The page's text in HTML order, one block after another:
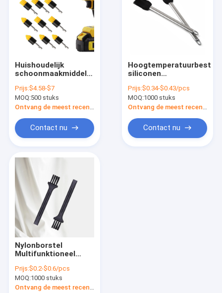
Industriële Schoonmakende Borstels
Auto Schoonmakende Borstels
Schoonmakende Rolborstel
de reeks van de boorborstel
Nylon strookborstel
Straatvegerborstels
Huishouden Schoonmakende Borstels
Textielmachineborstel
Roestvrij staalStaalborstels
Lange Pijp Schoonmakende Borstel
Huishoudelijk
schoonmaakmiddel
kwaliteit
Vervaardiger Huis
Keuken tegelreiniger
Prijs:$4.58-$7
MOQ:500 stuks
Ontvang de meest recente Prijs
Contact nu
siliconen
roestvrijstalen
handvat bakplaat
borstel BBQ grill
Prijs:$0.34-$0.43/pcs
MOQ:1000 stuks
Ontvang de meest recente Prijs
Contact nu
Nylonborstel
Multifunktioneel
reinigingsborstel
Huishoudelijk
gereedschap
Prijs:$0.2-$0.6/pcs
MOQ:1000 stuks
Ontvang de meest recente Prijs